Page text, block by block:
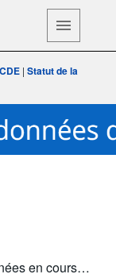
| Statut de la
en cours…